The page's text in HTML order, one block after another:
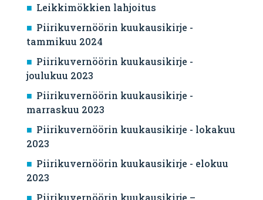
Leikkimökkien lahjoitus
Piirikuvernöörin kuukausikirje -
tammikuu 2024
Piirikuvernöörin kuukausikirje -
joulukuu 2023
Piirikuvernöörin kuukausikirje -
marraskuu 2023
Piirikuvernöörin kuukausikirje - lokakuu
2023
Piirikuvernöörin kuukausikirje - elokuu
2023
Piirikuvernöörin kuukausikirje –